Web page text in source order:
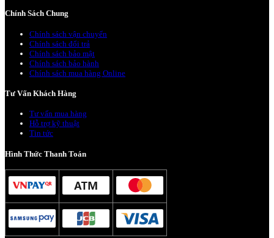
Chính Sách Chung
Chính sách vận chuyển
Chính sách đổi trả
Chính sách bảo mật
Chính sách bảo hành
Chính sách mua hàng Online
Tư Vấn Khách Hàng
Tư vấn mua hàng
Hỗ trợ kỹ thuật
Tin tức
Hình Thức Thanh Toán